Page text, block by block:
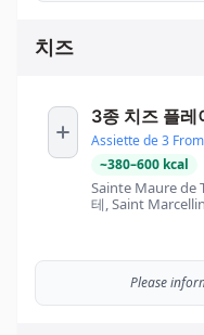
치즈
3종 치즈 플레
Assiette de 3
~380–600 kcal
Sainte Maure de
테, Saint Marcellin
Please